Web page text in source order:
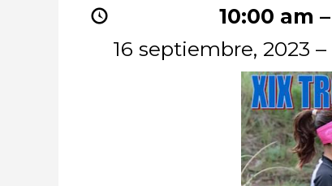
10:00 am –
16 septiembre, 2023 –